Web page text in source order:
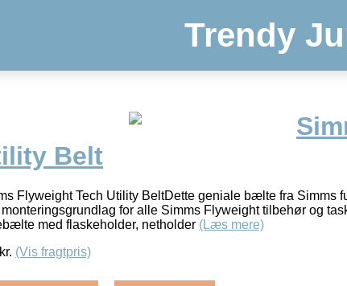
Trendy
Belt
Flyweight Tech Utility BeltDette geniale bælte fra Simms
for alle Simms Flyweight tilbehør og
med flaskeholder, netholder (Læs mere)
kr. (Vis fragtpris)